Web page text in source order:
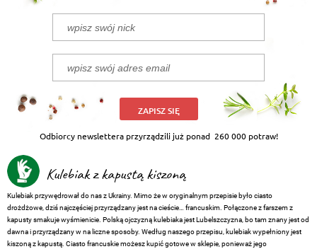
ZAPISZ SIĘ
Odbiorcy newslettera przyrządzili już ponad 260 000 potraw!
Kulebiak z kapustą kiszoną
Kulebiak przywędrował do nas z Ukrainy. Mimo że w oryginalnym przepisie było ciasto
drożdżowe, dziś najczęściej przyrządzany jest na cieście… francuskim. Połączone z farszem z
kapusty smakuje wyśmienicie. Polską ojczyzną kulebiaka jest Lubelszczyzna, bo tam znany jest od
dawna i przyrządzany w na liczne sposoby. Według naszego przepisu, kulebiak wypełniony jest
kiszoną z kapustą. Ciasto francuskie możesz kupić gotowe w sklepie, ponieważ jego